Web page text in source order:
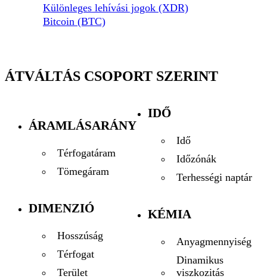
Különleges lehívási jogok (XDR)
Bitcoin (BTC)
ÁTVÁLTÁS CSOPORT SZERINT
ÁRAMLÁSARÁNY
Térfogatáram
Tömegáram
DIMENZIÓ
Hosszúság
Térfogat
Terület
IDŐ
Idő
Időzónák
Terhességi naptár
KÉMIA
Anyagmennyiség
Dinamikus
viszkozitás